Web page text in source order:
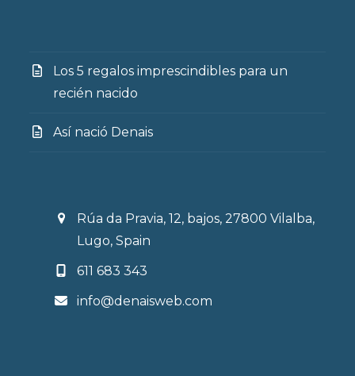
Los 5 regalos imprescindibles para un
recién nacido
Así nació Denais
Rúa da Pravia, 12, bajos, 27800 Vilalba,
Lugo, Spain
611 683 343
info@denaisweb.com